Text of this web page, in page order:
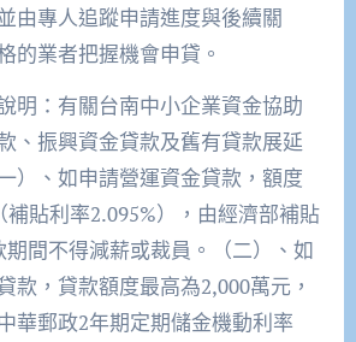
由專人追蹤申請進度與後續關
的業者把握機會申貸。
明：有關台南中小企業資金協助
、振興資金貸款及舊有貸款展延
）、如申請營運資金貸款，額度
補貼利率2.095%），由經濟部補貼
間不得減薪或裁員。（二）、如
款，貸款額度最高為2,000萬元，
華郵政2年期定期儲金機動利率